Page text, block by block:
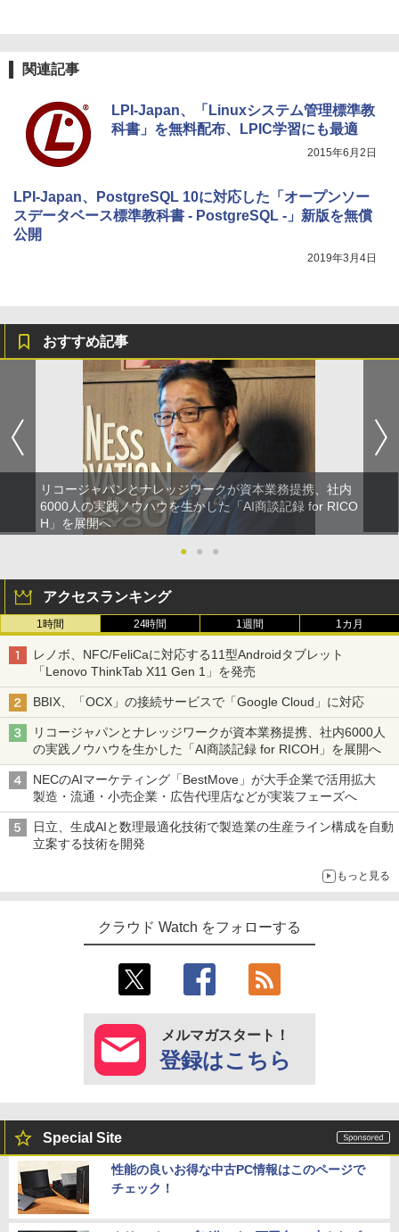
関連記事
LPI-Japan、「Linuxシステム管理標準教
科書」を無料配布、LPIC学習にも最適
2015年6月2日
LPI-Japan、PostgreSQL 10に対応した「オープンソー
スデータベース標準教科書 - PostgreSQL -」新版を無償
公開
2019年3月4日
おすすめ記事
リコージャパンとナレッジワークが資本業務提携、社内
6000人の実践ノウハウを生かした「AI商談記録 for RICO
H」を展開へ
●
● ●
アクセスランキング
1時間 24時間 1週間 1カ月
レノボ、NFC/FeliCaに対応する11型Androidタブレット
「Lenovo ThinkTab X11 Gen 1」を発売
BBIX、「OCX」の接続サービスで「Google Cloud」に対応
リコージャパンとナレッジワークが資本業務提携、社内6000人
の実践ノウハウを生かした「AI商談記録 for RICOH」を展開へ
NECのAIマーケティング「BestMove」が大手企業で活用拡大
製造・流通・小売企業・広告代理店などが実装フェーズへ
日立、生成AIと数理最適化技術で製造業の生産ライン構成を自動
立案する技術を開発
もっと見る
クラウド Watch をフォローする
メルマガスタート！
登録はこちら
Special Site
性能の良いお得な中古PC情報はこのページで
チェック！